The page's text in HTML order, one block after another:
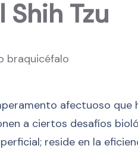
Tzu
afectuoso
a ciertos desafíos
reside en la